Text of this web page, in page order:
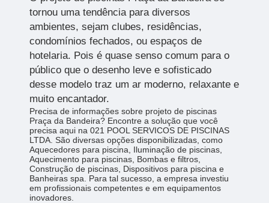
tornou uma tendência para diversos
ambientes, sejam clubes, residências,
condomínios fechados, ou espaços de
hotelaria. Pois é quase senso comum para o
público que o desenho leve e sofisticado
desse modelo traz um ar moderno, relaxante e
muito encantador.
Precisa de informações sobre projeto de piscinas
Praça da Bandeira? Encontre a solução que você
precisa aqui na 021 POOL SERVICOS DE PISCINAS
LTDA. São diversas opções disponibilizadas, como
Aquecedores para piscina, Iluminação de piscinas,
Aquecimento para piscinas, Bombas e filtros,
Construção de piscinas, Dispositivos para piscina e
Banheiras spa. Para tal sucesso, a empresa investiu
em profissionais competentes e em equipamentos
inovadores.